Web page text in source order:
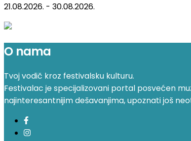
21.08.2026. - 30.08.2026.
O nama
Tvoj vodič kroz festivalsku kulturu.
Festivalac je specijalizovani portal posvećen
najinteresantnijim dešavanjima, upoznati još